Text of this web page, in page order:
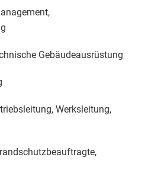
Gebäudeausrüstung
Werksleitung,